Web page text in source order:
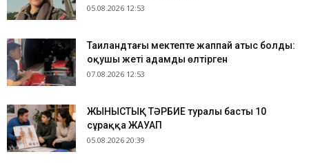
05.08.2026 12:53
Таиландтағы мектепте жаппай атыс болды:
оқушы жеті адамды өлтірген
07.08.2026 12:53
ЖЫНЫСТЫҚ ТӘРБИЕ туралы басты 10
сұраққа ЖАУАП
05.08.2026 20:39